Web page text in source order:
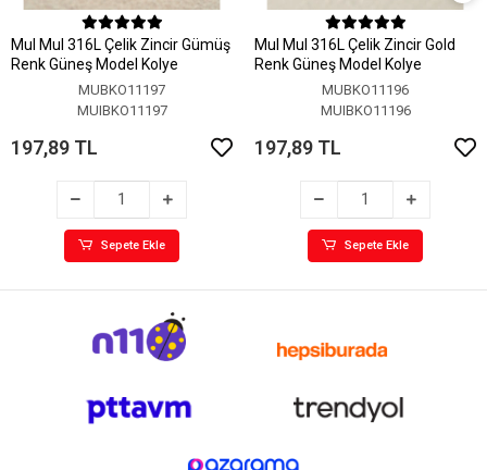
MuI MuI 316L Çelik Zincir Gümüş
Renk Güneş Model Kolye
MUBKO11197
MUIBKO11197
197,89 TL
Sepete Ekle
MuI MuI 316L Çelik Zincir Gold
Renk Güneş Model Kolye
MUBKO11196
MUIBKO11196
197,89 TL
Sepete Ekle